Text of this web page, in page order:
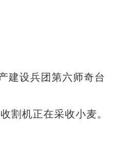
建设兵团第六师奇台
割机正在采收小麦。